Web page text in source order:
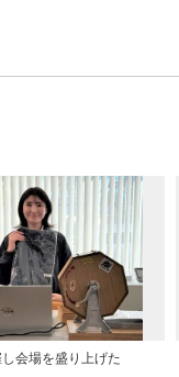
会場を盛り上げた